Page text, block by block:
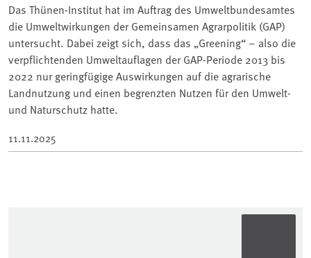
Das Thünen-Institut hat im Auftrag des Umweltbundesamtes
die Umweltwirkungen der Gemeinsamen Agrarpolitik (GAP)
untersucht. Dabei zeigt sich, dass das „Greening“ – also die
verpflichtenden Umweltauflagen der GAP-Periode 2013 bis
2022 nur geringfügige Auswirkungen auf die agrarische
Landnutzung und einen begrenzten Nutzen für den Umwelt-
und Naturschutz hatte.
11.11.2025